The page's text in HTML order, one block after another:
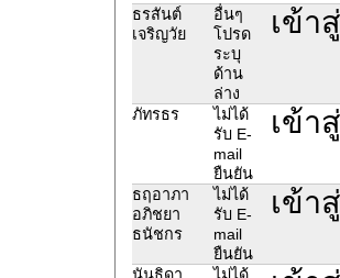
ธรสันต์
เจริญวัย
อื่นๆ
โปรด
ระบุ
ด้าน
ล่าง
เข้า
ภัทรธร
ไม่ได้
รับ E-
mail
ยืนยัน
เข้า
ธฤอาภา
อภิชยา
ธนัชกร
ไม่ได้
รับ E-
mail
ยืนยัน
เข้า
นันธิดา
ไม่ได้